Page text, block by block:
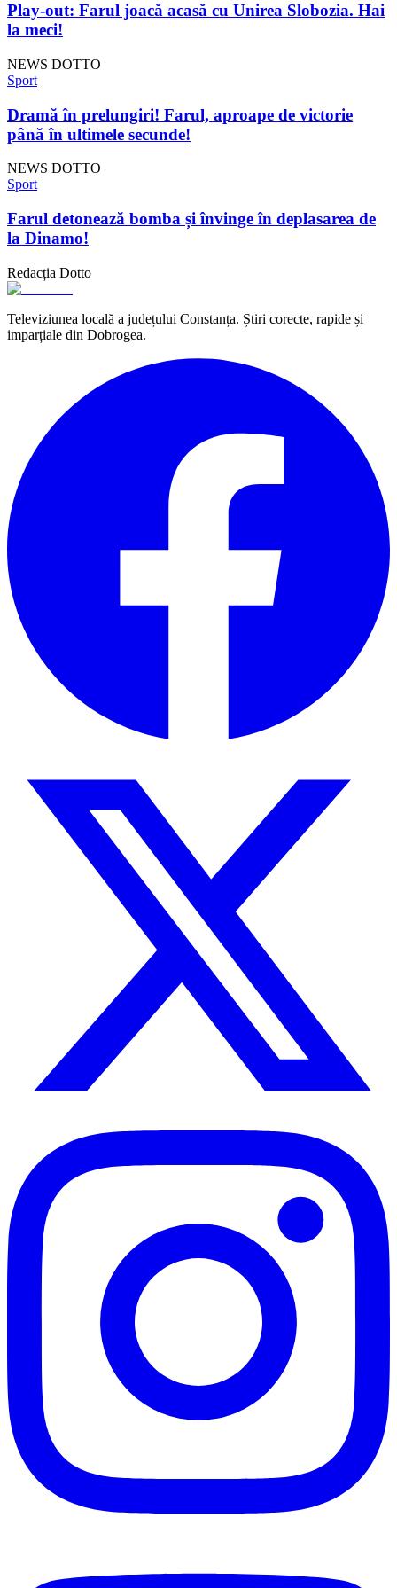
Play-out: Farul joacă acasă cu Unirea Slobozia. Hai
la meci!
NEWS DOTTO
Sport
Dramă în prelungiri! Farul, aproape de victorie
până în ultimele secunde!
NEWS DOTTO
Sport
Farul detonează bomba și învinge în deplasarea de
la Dinamo!
Redacția Dotto
Televiziunea locală a județului Constanța. Știri corecte, rapide și
imparțiale din Dobrogea.